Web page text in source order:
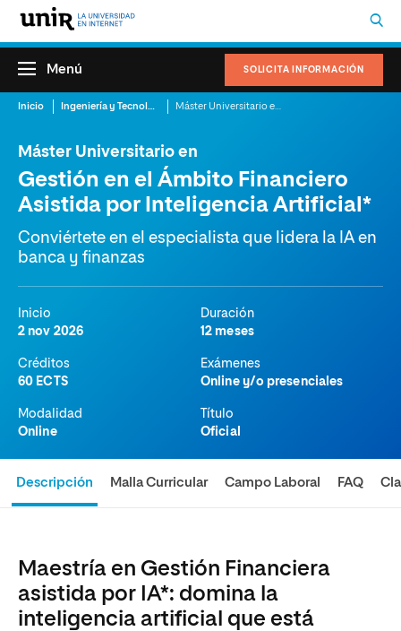
SOLICITA INFORMACIÓN
Menú
Inicio Ingeniería y Tecnología
Máster Universitario en
Gestión en el Ámbito Financiero
Asistida por Inteligencia Artificial*
Conviértete en el especialista que lidera la IA en
banca y finanzas
Inicio
2 nov 2026
Duración
12 meses
Créditos
60 ECTS
Exámenes
Online y/o presenciales
Modalidad
Online
Título
Oficial
Descripción Malla Curricular Campo Laboral FAQ
Maestría en Gestión Financiera
asistida por IA*: domina la
inteligencia artificial que está